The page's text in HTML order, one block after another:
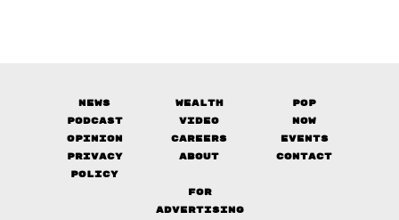
News Wealth
Pop
Podcast
Video
Now
Opinion
Careers
Events
Privacy
Policy
About Contact
FOR
ADVERTISING